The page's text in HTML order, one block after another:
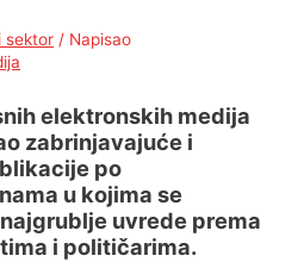
sektor / Napisao
elektronskih medija
zabrinjavajuće i
po
u kojima se
uvrede prema
i političarima.